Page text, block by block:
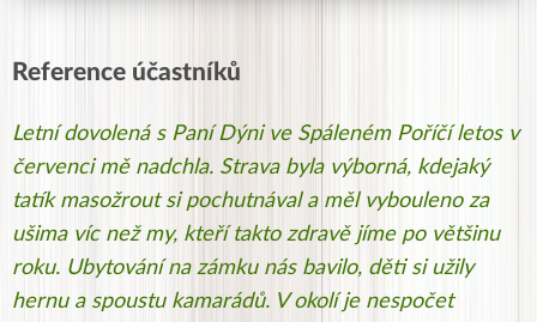
Reference účastníků
Letní dovolená s Paní Dýni ve Spáleném Poříčí letos v
červenci mě nadchla. Strava byla výborná, kdejaký
tatík masožrout si pochutnával a měl vybouleno za
ušima víc než my, kteří takto zdravě jíme po většinu
roku. Ubytování na zámku nás bavilo, děti si užily
hernu a spoustu kamarádů. V okolí je nespočet